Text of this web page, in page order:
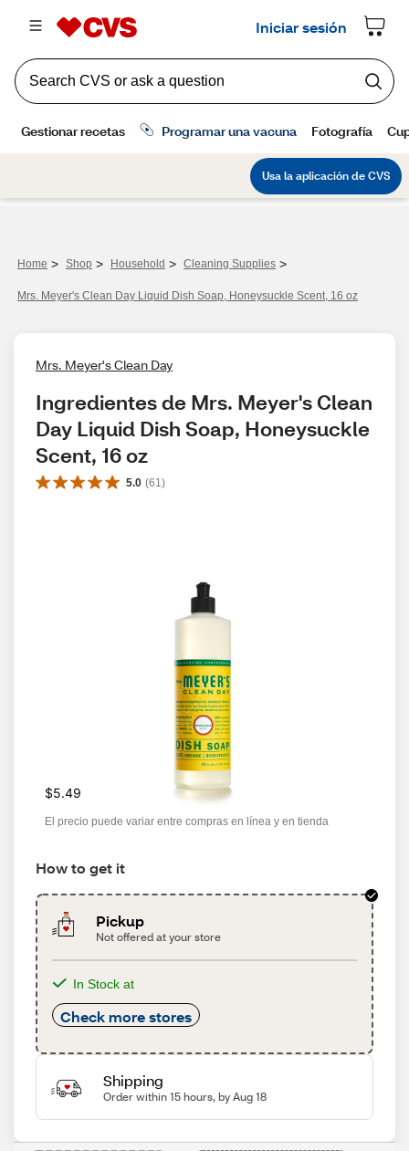
Home > Shop > Household > Cleaning Supplies >
Mrs. Meyer's Clean Day Liquid Dish Soap, Honeysuckle Scent, 16 oz
Mrs. Meyer's Clean Day
Ingredientes de Mrs. Meyer's Clean
Day Liquid Dish Soap, Honeysuckle
Scent, 16 oz
5.0 (61 )
$5.49
El precio puede variar entre compras en línea y en tienda
How to get it
Pickup
Not offered at your store
In Stock at
Check more stores
Shipping
Order within 15 hours, by Aug 18